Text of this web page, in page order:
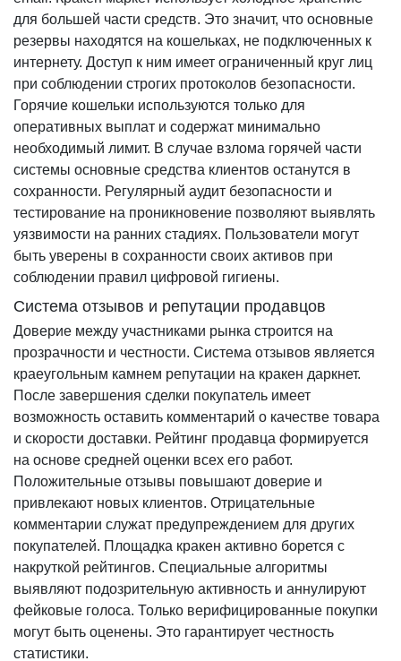
для большей части средств. Это значит, что основные
резервы находятся на кошельках, не подключенных к
интернету. Доступ к ним имеет ограниченный круг лиц
при соблюдении строгих протоколов безопасности.
Горячие кошельки используются только для
оперативных выплат и содержат минимально
необходимый лимит. В случае взлома горячей части
системы основные средства клиентов останутся в
сохранности. Регулярный аудит безопасности и
тестирование на проникновение позволяют выявлять
уязвимости на ранних стадиях. Пользователи могут
быть уверены в сохранности своих активов при
соблюдении правил цифровой гигиены.
Система отзывов и репутации продавцов
Доверие между участниками рынка строится на
прозрачности и честности. Система отзывов является
краеугольным камнем репутации на кракен даркнет.
После завершения сделки покупатель имеет
возможность оставить комментарий о качестве товара
и скорости доставки. Рейтинг продавца формируется
на основе средней оценки всех его работ.
Положительные отзывы повышают доверие и
привлекают новых клиентов. Отрицательные
комментарии служат предупреждением для других
покупателей. Площадка кракен активно борется с
накруткой рейтингов. Специальные алгоритмы
выявляют подозрительную активность и аннулируют
фейковые голоса. Только верифицированные покупки
могут быть оценены. Это гарантирует честность
статистики.